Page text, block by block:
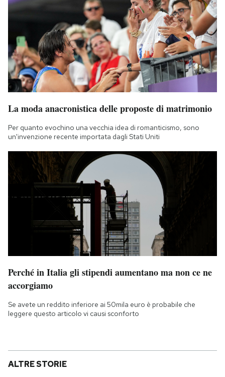
La moda anacronistica delle proposte di matrimonio
Per quanto evochino una vecchia idea di romanticismo, sono
un'invenzione recente importata dagli Stati Uniti
Perché in Italia gli stipendi aumentano ma non ce ne
accorgiamo
Se avete un reddito inferiore ai 50mila euro è probabile che
leggere questo articolo vi causi sconforto
ALTRE STORIE